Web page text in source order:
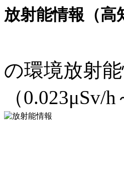
放射能情報（高
の環境放射
（0.023μSv/